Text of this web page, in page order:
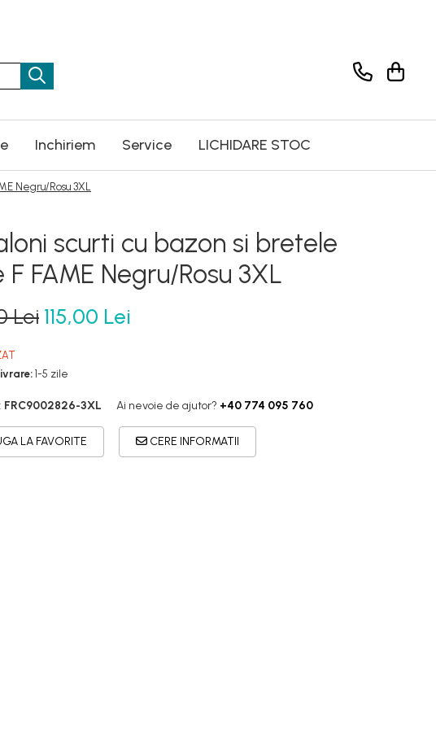
Inchiriem Service LICHIDARE STOC
Negru/Rosu 3XL
scurti cu bazon si bretele
F FAME Negru/Rosu 3XL
Lei 115,00 Lei
1-5 zile
FRC9002826-3XL Ai nevoie de ajutor? +40 774 095 760
LA FAVORITE CERE INFORMATII